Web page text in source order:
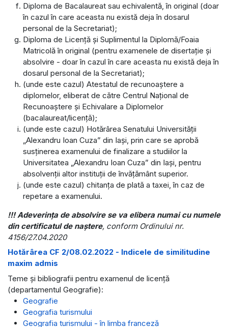
Diploma de Bacalaureat sau echivalentă, în original (doar
în cazul în care aceasta nu există deja în dosarul
personal de la Secretariat);
Diploma de Licenţă şi Suplimentul la Diplomă/Foaia
Matricolă în original (pentru examenele de disertaţie şi
absolvire - doar în cazul în care aceasta nu există deja în
dosarul personal de la Secretariat);
(unde este cazul) Atestatul de recunoaștere a
diplomelor, eliberat de către Centrul Național de
Recunoaștere și Echivalare a Diplomelor
(bacalaureat/licență);
(unde este cazul) Hotărârea Senatului Universității
„Alexandru Ioan Cuza” din Iași, prin care se aprobă
susținerea examenului de finalizare a studiilor la
Universitatea „Alexandru Ioan Cuza” din Iași, pentru
absolvenții altor instituții de învățământ superior.
(unde este cazul) chitanţa de plată a taxei, în caz de
repetare a examenului.
!!! Adeverința de absolvire se va elibera numai cu numele
din certificatul de naștere, conform Ordinului nr.
4156/27.04.2020
Hotărârea CF 2/08.02.2022 - Indicele de similitudine
maxim admis
Teme și bibliografii pentru examenul de licență
(departamentul Geografie):
Geografie
Geografia turismului
Geografia turismului - în limba franceză